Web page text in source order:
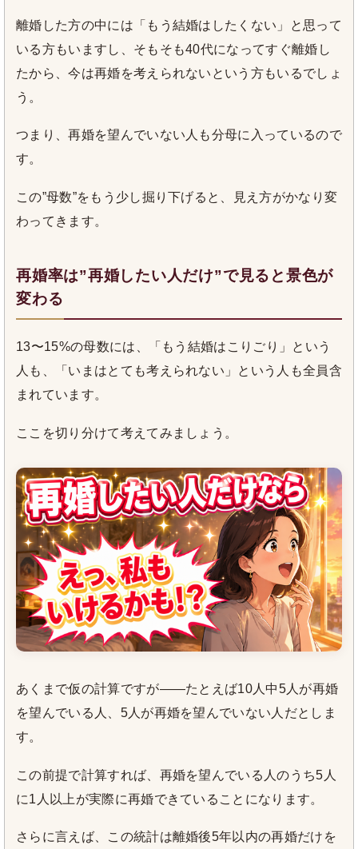
離婚した方の中には「もう結婚はしたくない」と思って
いる方もいますし、そもそも40代になってすぐ離婚し
たから、今は再婚を考えられないという方もいるでしょ
う。
つまり、再婚を望んでいない人も分母に入っているので
す。
この”母数”をもう少し掘り下げると、見え方がかなり変
わってきます。
再婚率は”再婚したい人だけ”で見ると景色が
変わる
13〜15%の母数には、「もう結婚はこりごり」という
人も、「いまはとても考えられない」という人も全員含
まれています。
ここを切り分けて考えてみましょう。
あくまで仮の計算ですが——たとえば10人中5人が再婚
を望んでいる人、5人が再婚を望んでいない人だとしま
す。
この前提で計算すれば、再婚を望んでいる人のうち5人
に1人以上が実際に再婚できていることになります。
さらに言えば、この統計は離婚後5年以内の再婚だけを